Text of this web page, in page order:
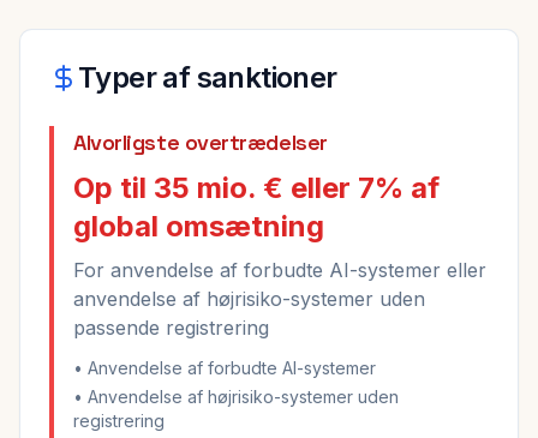
Typer af sanktioner
Alvorligste overtrædelser
Op til 35 mio. € eller 7% af
global omsætning
For anvendelse af forbudte AI-systemer eller
anvendelse af højrisiko-systemer uden
passende registrering
• Anvendelse af forbudte AI-systemer
• Anvendelse af højrisiko-systemer uden
registrering